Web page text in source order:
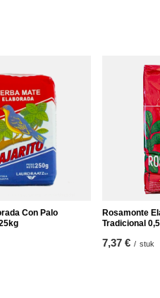
Con Palo
Rosamonte
Tradicional
7,37 € / stuk